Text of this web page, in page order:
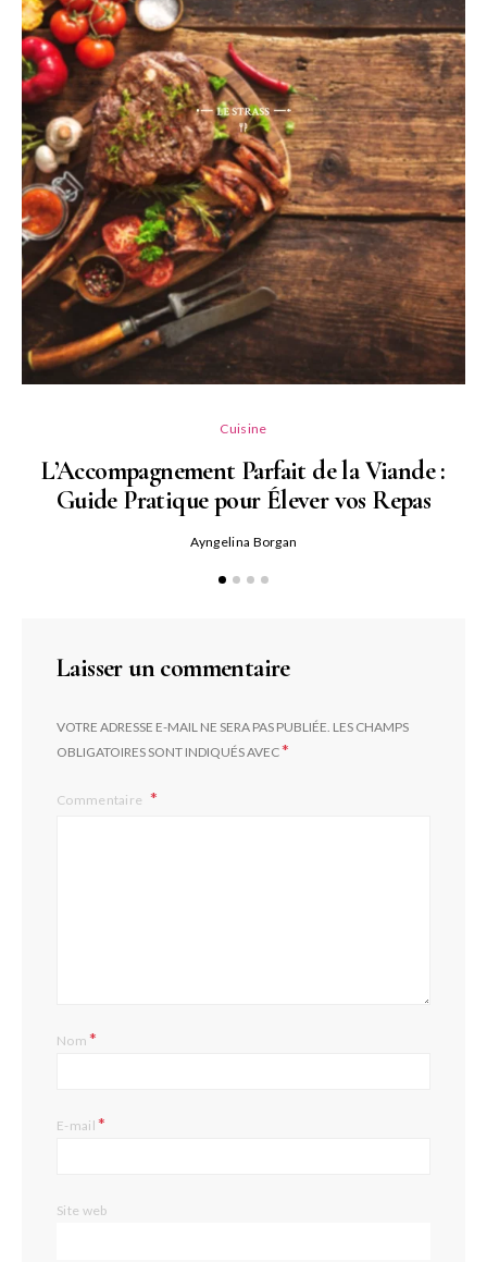
Cuisine
L’Accompagnement Parfait de la Viande :
Guide Pratique pour Élever vos Repas
Ayngelina Borgan
Laisser un commentaire
VOTRE ADRESSE E-MAIL NE SERA PAS PUBLIÉE. LES CHAMPS
OBLIGATOIRES SONT INDIQUÉS AVEC*
Commentaire
Nom*
E-mail*
Site web